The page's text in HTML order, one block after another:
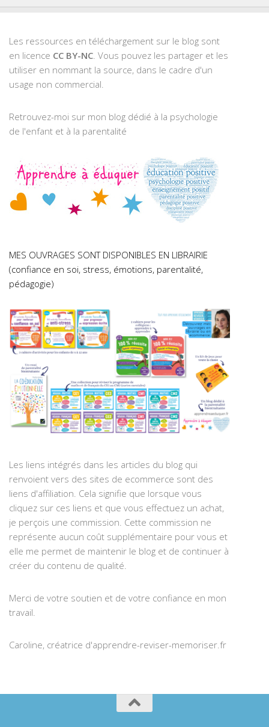
Les ressources en téléchargement sur le blog sont
en licence CC BY-NC . Vous pouvez les partager et les
utiliser en nommant la source, dans le cadre d'un
usage non commercial.
Retrouvez-moi sur mon blog dédié à la psychologie
de l'enfant et à la parentalité
MES OUVRAGES SONT DISPONIBLES EN LIBRAIRIE
(confiance en soi, stress, émotions, parentalité,
pédagogie)
Les liens intégrés dans les articles du blog qui
renvoient vers des sites de ecommerce sont des
liens d'affiliation. Cela signifie que lorsque vous
cliquez sur ces liens et que vous effectuez un achat,
je perçois une commission. Cette commission ne
représente aucun coût supplémentaire pour vous et
elle me permet de maintenir le blog et de continuer à
créer du contenu de qualité.
Merci de votre soutien et de votre confiance en mon
travail.
Caroline, créatrice d'apprendre-reviser-memoriser.fr